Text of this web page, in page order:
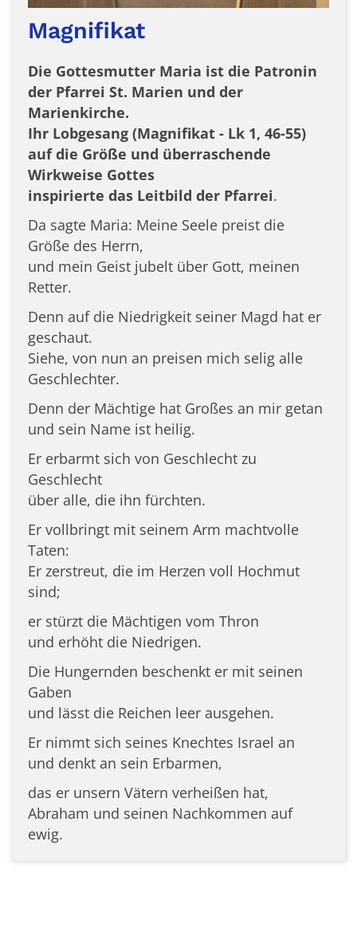
Magnifikat
Die Gottesmutter Maria ist die Patronin
der Pfarrei St. Marien und der
Marienkirche.
Ihr Lobgesang (Magnifikat - Lk 1, 46-55)
auf die Größe und überraschende
Wirkweise Gottes
inspirierte das Leitbild der Pfarrei.
Da sagte Maria: Meine Seele preist die
Größe des Herrn,
und mein Geist jubelt über Gott, meinen
Retter.
Denn auf die Niedrigkeit seiner Magd hat er
geschaut.
Siehe, von nun an preisen mich selig alle
Geschlechter.
Denn der Mächtige hat Großes an mir getan
und sein Name ist heilig.
Er erbarmt sich von Geschlecht zu
Geschlecht
über alle, die ihn fürchten.
Er vollbringt mit seinem Arm machtvolle
Taten:
Er zerstreut, die im Herzen voll Hochmut
sind;
er stürzt die Mächtigen vom Thron
und erhöht die Niedrigen.
Die Hungernden beschenkt er mit seinen
Gaben
und lässt die Reichen leer ausgehen.
Er nimmt sich seines Knechtes Israel an
und denkt an sein Erbarmen,
das er unsern Vätern verheißen hat,
Abraham und seinen Nachkommen auf
ewig.